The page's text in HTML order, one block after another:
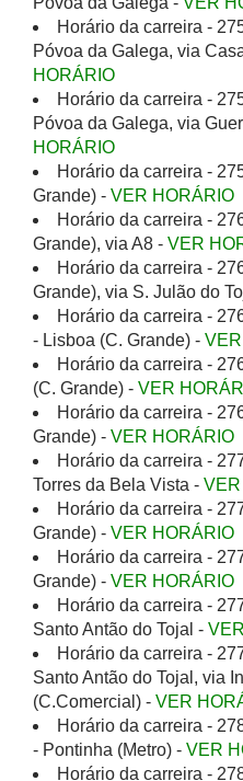
Horário da carreira -
Póvoa da Galega, via
HORÁRIO
Horário da carreira -
Póvoa da Galega, via
HORÁRIO
Horário da carreira -
Grande) - VER HORÁRIO
Horário da carreira -
Grande), via A8 - VER
Horário da carreira -
Grande), via S. Julão do
Horário da carreira -
- Lisboa (C. Grande) -
Horário da carreira -
(C. Grande) - VER
Horário da carreira -
Grande) - VER HORÁRIO
Horário da carreira -
Torres da Bela Vista -
Horário da carreira -
Grande) - VER HORÁRIO
Horário da carreira -
Grande) - VER HORÁRIO
Horário da carreira -
Santo Antão do Tojal -
Horário da carreira -
Santo Antão do Tojal, via
(C.Comercial) - VER
Horário da carreira -
- Pontinha (Metro) - VER
Horário da carreira -